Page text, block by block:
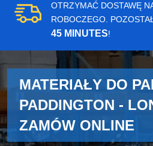
OTRZYMAĆ DOSTAWĘ
ROBOCZEGO.
45 MINUTES!
MATERIAŁY DO
PADDINGTON -
ZAMÓW ONLINE